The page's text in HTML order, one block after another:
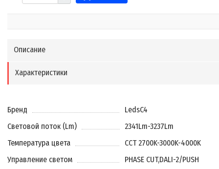
Описание
Характеристики
Бренд
LedsC4
Световой поток (Lm)
2341Lm-3237Lm
Температура цвета
CCT 2700K-3000K-4000K
Управление светом
PHASE CUT,DALI-2/PUSH